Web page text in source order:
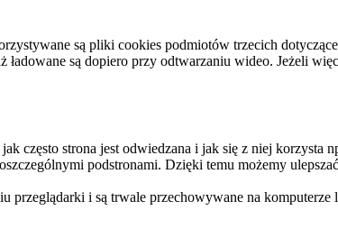
są pliki cookies podmiotów trzecich
są dopiero przy odtwarzaniu wideo. Jeżeli
często strona jest odwiedzana i jak się z niej korzysta
podstronami. Dzięki temu możemy
przeglądarki i są trwale przechowywane na